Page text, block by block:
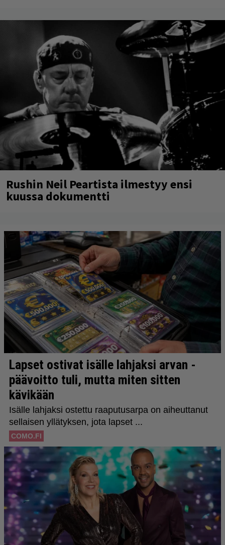
Rushin Neil Peartista ilmestyy ensi
kuussa dokumentti